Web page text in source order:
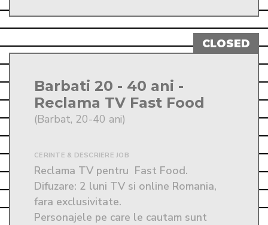
Barbati 20 - 40 ani -
Reclama TV Fast Food
(Barbat, 20-40 ani)
CERINTE & DESCRIERE JOB
Reclama TV pentru  Fast Food.
Difuzare: 2 luni TV si online Romania,
fara exclusivitate.
Personajele pe care le cautam sunt